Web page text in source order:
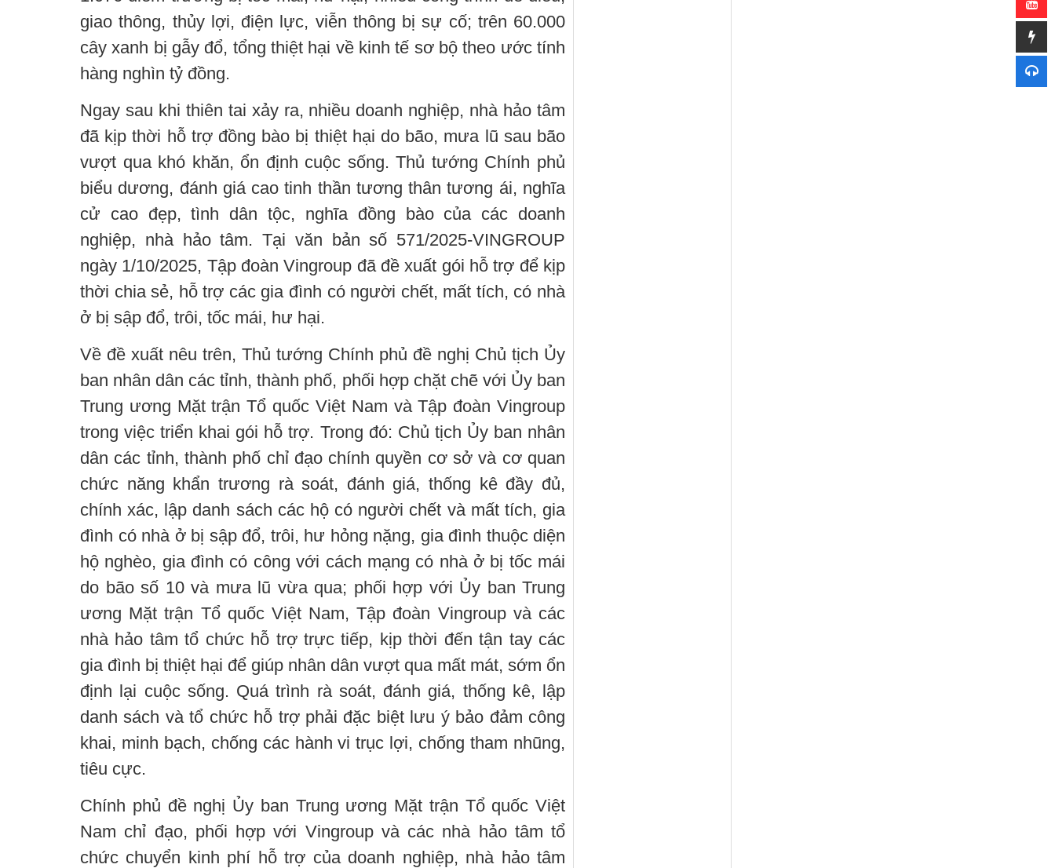
giao thông, thủy lợi, điện lực, viễn thông bị sự cố; trên 60.000
cây xanh bị gẫy đổ, tổng thiệt hại về kinh tế sơ bộ theo ước tính
hàng nghìn tỷ đồng.
Ngay sau khi thiên tai xảy ra, nhiều doanh nghiệp, nhà hảo tâm
đã kịp thời hỗ trợ đồng bào bị thiệt hại do bão, mưa lũ sau bão
vượt qua khó khăn, ổn định cuộc sống. Thủ tướng Chính phủ
biểu dương, đánh giá cao tinh thần tương thân tương ái, nghĩa
cử cao đẹp, tình dân tộc, nghĩa đồng bào của các doanh
nghiệp, nhà hảo tâm. Tại văn bản số 571/2025-VINGROUP
ngày 1/10/2025, Tập đoàn Vingroup đã đề xuất gói hỗ trợ để kịp
thời chia sẻ, hỗ trợ các gia đình có người chết, mất tích, có nhà
ở bị sập đổ, trôi, tốc mái, hư hại.
Về đề xuất nêu trên, Thủ tướng Chính phủ đề nghị Chủ tịch Ủy
ban nhân dân các tỉnh, thành phố, phối hợp chặt chẽ với Ủy ban
Trung ương Mặt trận Tổ quốc Việt Nam và Tập đoàn Vingroup
trong việc triển khai gói hỗ trợ. Trong đó: Chủ tịch Ủy ban nhân
dân các tỉnh, thành phố chỉ đạo chính quyền cơ sở và cơ quan
chức năng khẩn trương rà soát, đánh giá, thống kê đầy đủ,
chính xác, lập danh sách các hộ có người chết và mất tích, gia
đình có nhà ở bị sập đổ, trôi, hư hỏng nặng, gia đình thuộc diện
hộ nghèo, gia đình có công với cách mạng có nhà ở bị tốc mái
do bão số 10 và mưa lũ vừa qua; phối hợp với Ủy ban Trung
ương Mặt trận Tổ quốc Việt Nam, Tập đoàn Vingroup và các
nhà hảo tâm tổ chức hỗ trợ trực tiếp, kịp thời đến tận tay các
gia đình bị thiệt hại để giúp nhân dân vượt qua mất mát, sớm ổn
định lại cuộc sống. Quá trình rà soát, đánh giá, thống kê, lập
danh sách và tổ chức hỗ trợ phải đặc biệt lưu ý bảo đảm công
khai, minh bạch, chống các hành vi trục lợi, chống tham nhũng,
tiêu cực.
Chính phủ đề nghị Ủy ban Trung ương Mặt trận Tổ quốc Việt
Nam chỉ đạo, phối hợp với Vingroup và các nhà hảo tâm tổ
chức chuyển kinh phí hỗ trợ của doanh nghiệp, nhà hảo tâm